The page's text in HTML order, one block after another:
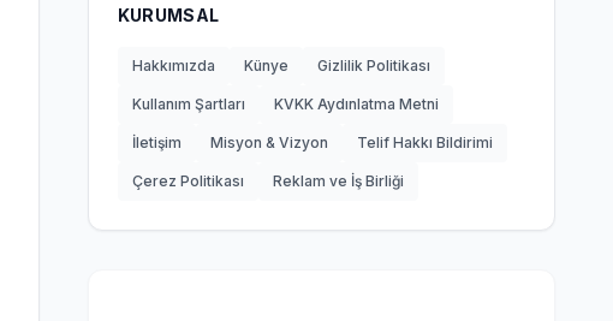
KURUMSAL
Hakkımızda Künye Gizlilik Politikası
Kullanım Şartları KVKK Aydınlatma Metni
İletişim Misyon & Vizyon Telif Hakkı Bildirimi
Çerez Politikası Reklam ve İş Birliği